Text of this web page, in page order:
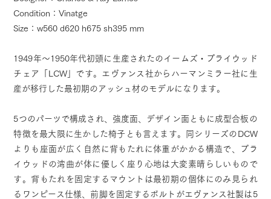
Condition：Vinatge
Size：w560 d620 h675 sh395 mm
1949年～1950年代初頭に生産されたのイームズ・プライウッド
チェア「LCW」です。エヴァンス社からハーマンミラー社に生
産が移行した最初期のアッシュ材のモデルになります。
5つのパーツで構成され、強度面、デザイン面ともに成型合板の
特徴を最大限に生かした椅子とも言えます。同シリーズのDCW
よりも座面が広く自然に背もたれに体重がかかる構造で、プラ
イウッドの湾曲が体に優しく座り心地は大変素晴らしいもので
す。背もたれを固定するマウントは最初期の個体にのみ見られ
るワンピース仕様、前脚を固定するボルトがエヴァンス社製は5